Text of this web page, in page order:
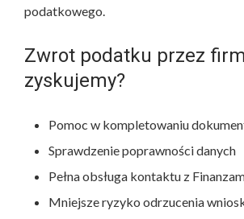
podatkowego.
Zwrot podatku przez
zyskujemy?
Pomoc w kompletowaniu
Sprawdzenie poprawności danych
Pełna obsługa kontaktu z
Mniejsze ryzyko odrzucenia